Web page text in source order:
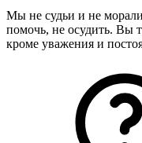
Мы не судьи и не
помочь, не осудить. Вы
кроме уважения и